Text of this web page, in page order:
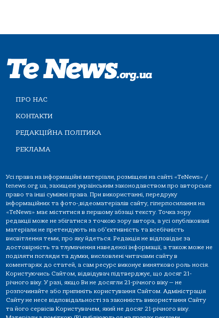
ПРО НАС
КОНТАКТИ
РЕДАКЦІЙНА ПОЛІТИКА
РЕКЛАМА
Усі права на інформаційні матеріали, розміщені на сайті «TeNews» /
tenews.org.ua, захищені українським законодавством про авторське
право та інші суміжні права. При використанні, передруку
інформаційних та фото-,відеоматеріалів сайту, гіперпосилання на
«TeNews» має міститися в першому абзаці тексту. Точка зору
редакції може не збігатися з точкою зору автора, а усі опубліковані
матеріали не претендують на об'єктивність та всебічність
висвітлення теми, про яку йдеться. Редакція не відповідає за
достовірність та тлумачення наведеної інформації, а також може не
поділяти погляди та думки, висловлені читачами сайту в
коментарях до статей, а сам ресурс виконує винятково роль носія.
Користуючись Сайтом, відвідувач підтверджує, що досяг 21-
річного віку. У разі, якщо Ви не досягли 21-річного віку — не
розпочинайте або припиніть користування Сайтом. Адміністрація
Сайту не несе відповідальності за законність використання Сайту
та його сервісів Користувачем, який не досяг 21-річного віку.